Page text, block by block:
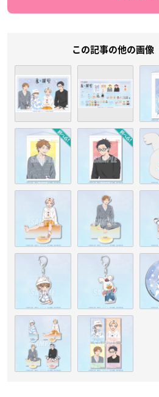
この記事の他の画像